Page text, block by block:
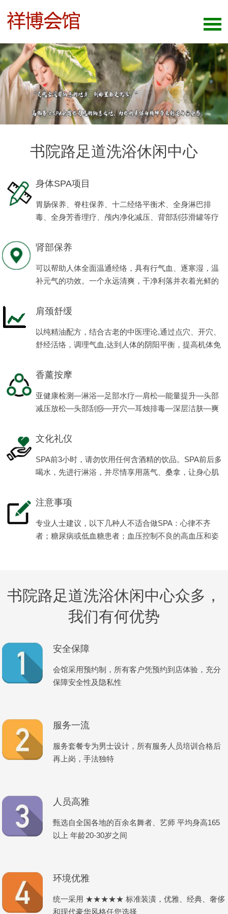
书院路足道洗浴休闲中心
身体SPA项目
胃肠保养、脊柱保养、十二经络平衡术、全身淋巴排
毒、全身芳香理疗、颅内净化减压、背部刮莎滑罐等疗
肾部保养
可以帮助人体全面温通经络，具有行气血、逐寒湿，温
补元气的功效。一个永远清爽，干净利落并衣着光鲜的
肩颈舒缓
以纯精油配方，结合古老的中医理论,通过点穴、开穴、
舒经活络，调理气血,达到人体的阴阳平衡，提高机体免
男性阳刚之美。
香薰按摩
亚健康检测—淋浴—足部水疗—肩松—能量提升—头部
减压放松—头部刮痧—开穴—耳烛排毒—深层洁肤—爽
文化礼仪
SPA前3小时，请勿饮用任何含酒精的饮品。SPA前后多
喝水，先进行淋浴，并尽情享用蒸气、桑拿，让身心肌
注意事项
专业人士建议，以下几种人不适合做SPA：心律不齐
者；糖尿病或低血糖患者；血压控制不良的高血压和姿
书院路足道洗浴休闲中心众多，
我们有何优势
安全保障
会馆采用预约制，所有客户凭预约到店体验，充分
保障安全性及隐私性
服务一流
服务套餐专为男士设计，所有服务人员培训合格后
再上岗，手法独特
人员高雅
甄选自全国各地的百余名舞者、艺师 平均身高165
以上 年龄20-30岁之间
环境优雅
统一采用 ★★★★★ 标准装潢，优雅、经典、奢侈
和现代豪华风格任您选择